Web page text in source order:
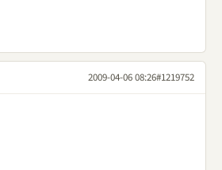
2009-04-06 08:26#1219752